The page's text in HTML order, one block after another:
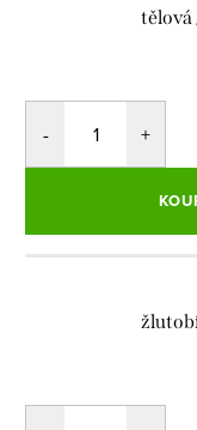
tělová